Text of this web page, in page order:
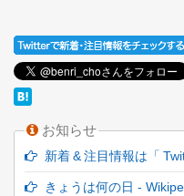
お知らせ
新着 & 注目情報は「
きょうは何の日 -